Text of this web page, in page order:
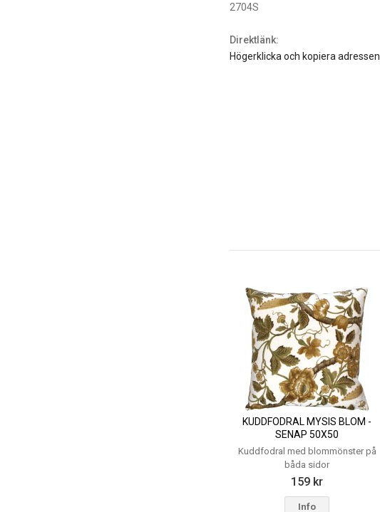
2704S
Direktlänk:
Högerklicka och kopiera adressen
KUDDFODRAL MYSIS BLOM -
SENAP 50X50
Kuddfodral med blommönster på
båda sidor
159 kr
Info